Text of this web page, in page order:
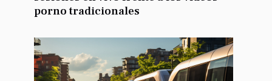
porno tradicionales